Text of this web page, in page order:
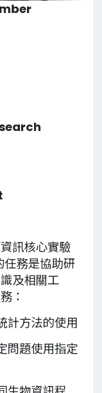
訊核心實驗
務是協助研
及相關工
：
計方法的使用
問題使用指定